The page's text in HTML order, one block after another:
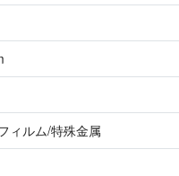
ィルム/特殊金属